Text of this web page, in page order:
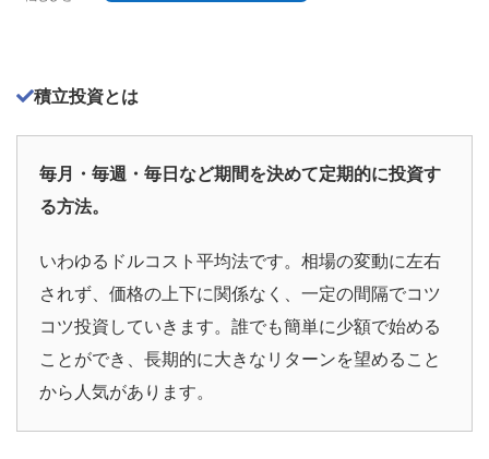
積立投資とは
毎月・毎週・毎日など期間を決めて定期的に投資す
る方法。
いわゆるドルコスト平均法です。相場の変動に左右
されず、価格の上下に関係なく、一定の間隔でコツ
コツ投資していきます。誰でも簡単に少額で始める
ことができ、長期的に大きなリターンを望めること
から人気があります。